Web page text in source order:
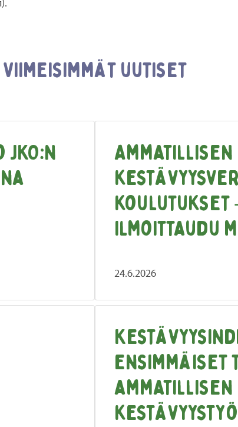
Viimeisimmät uutiset
koulutukset
ilmoittaudu
24.6.2026